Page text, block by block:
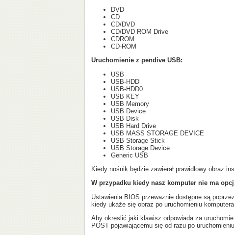
DVD
CD
CD/DVD
CD/DVD ROM Drive
CDROM
CD-ROM
Uruchomienie z pendive USB:
USB
USB-HDD
USB-HDD0
USB KEY
USB Memory
USB Device
USB Disk
USB Hard Drive
USB MASS STORAGE DEVICE
USB Storage Stick
USB Storage Device
Generic USB
Kiedy nośnik będzie zawierał prawidłowy obraz
W przypadku kiedy nasz komputer nie ma
Ustawienia BIOS przeważnie dostępne są
kiedy ukaże się obraz po uruchomieniu komputera.
Aby okreslić jaki klawisz odpowiada za
POST pojawiającemu się od razu po